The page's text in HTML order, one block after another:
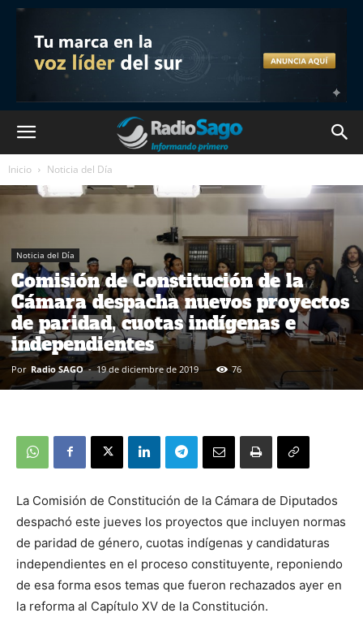
Inicio Noticia del Día
Noticia del Día
Comisión de Constitución de la
Cámara despacha nuevos proyectos
de paridad, cuotas indígenas e
independientes
Por Radio SAGO - 19 de diciembre de 2019 76
La Comisión de Constitución de la Cámara de Diputados
despachó este jueves los proyectos que incluyen normas
de paridad de género, cuotas indígenas y candidaturas
independientes en el proceso constituyente, reponiendo
de esa forma esos temas que fueron rechazados ayer en
la reforma al Capítulo XV de la Constitución.